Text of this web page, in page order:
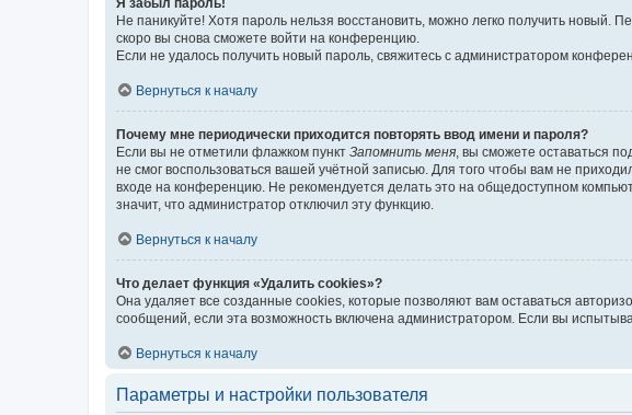
Не паникуйте! Хотя пароль нельзя восстановить, можно легко получить новый.
скоро вы снова сможете войти на конференцию.
Если не удалось получить новый пароль, свяжитесь с администратором
Вернуться к началу
Почему мне периодически приходится повторять ввод имени и пароля?
Если вы не отметили флажком пункт Запомнить меня , вы сможете оставаться
не смог воспользоваться вашей учётной записью. Для того чтобы вам не
входе на конференцию. Не рекомендуется делать это на общедоступном
значит, что администратор отключил эту функцию.
Вернуться к началу
Что делает функция «Удалить cookies»?
Она удаляет все созданные cookies, которые позволяют вам оставаться
сообщений, если эта возможность включена администратором. Если вы
Вернуться к началу
Параметры и настройки пользователя